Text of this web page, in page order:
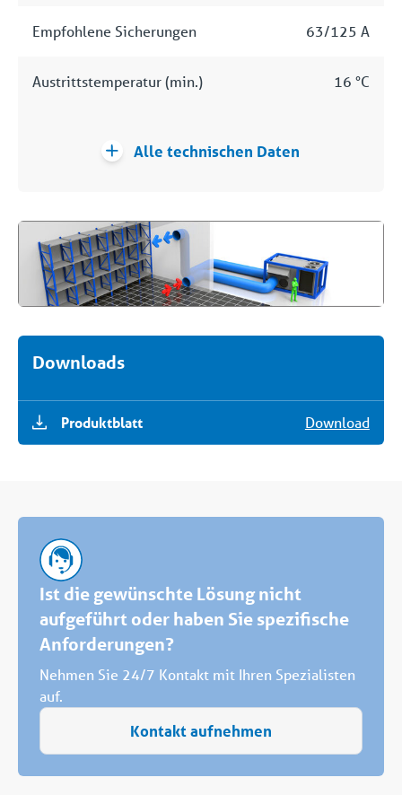
Downloads
Produktblatt Download
Empfohlene Sicherungen 63/125 A
Austrittstemperatur (min.) 16 °C
Alle technischen Daten
Ist die gewünschte Lösung nicht
aufgeführt oder haben Sie spezifische
Anforderungen?
Nehmen Sie 24/7 Kontakt mit Ihren Spezialisten
auf.
Kontakt aufnehmen